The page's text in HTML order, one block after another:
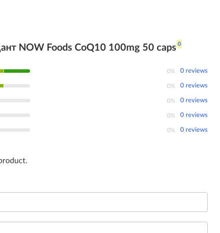
NOW Foods CoQ10 100mg 50 caps 0
0% 0 reviews
0% 0 reviews
0% 0 reviews
0% 0 reviews
0% 0 reviews